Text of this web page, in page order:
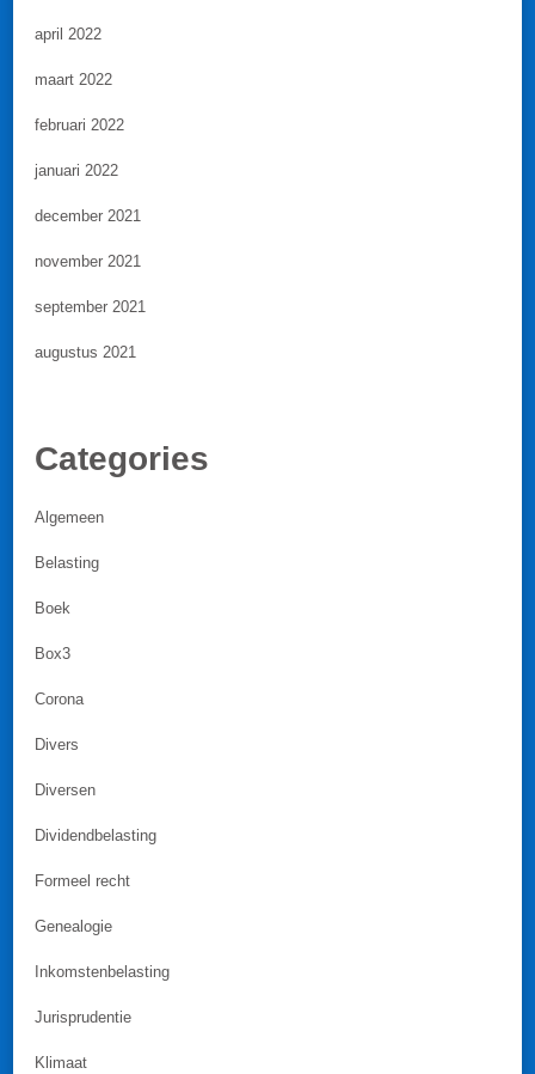
april 2022
maart 2022
februari 2022
januari 2022
december 2021
november 2021
september 2021
augustus 2021
Categories
Algemeen
Belasting
Boek
Box3
Corona
Divers
Diversen
Dividendbelasting
Formeel recht
Genealogie
Inkomstenbelasting
Jurisprudentie
Klimaat